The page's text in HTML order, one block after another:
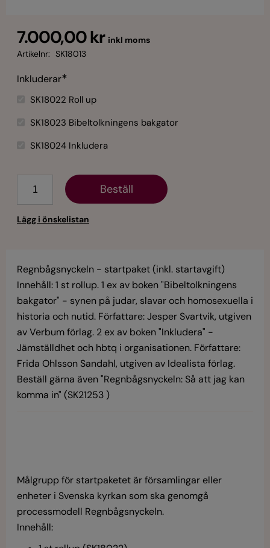
7.000,00 kr inkl moms
Artikelnr: SK18013
Inkluderar*
SK18022 Roll up
SK18023 Bibeltolkningens bakgator
SK18024 Inkludera
Antal
Regnbågsnyckeln - startpaket (inkl. startavgift)
Innehåll: 1 st rollup. 1 ex av boken "Bibeltolkningens
bakgator" - synen på judar, slavar och homosexuella i
historia och nutid. Författare: Jesper Svartvik, utgiven
av Verbum förlag. 2 ex av boken "Inkludera" -
Jämställdhet och hbtq i organisationen. Författare:
Frida Ohlsson Sandahl, utgiven av Idealista förlag.
Beställ gärna även "Regnbågsnyckeln: Så att jag kan
komma in" (SK21253 )
Målgrupp för startpaketet är församlingar eller
enheter i Svenska kyrkan som ska genomgå
processmodell Regnbågsnyckeln.
Innehåll: